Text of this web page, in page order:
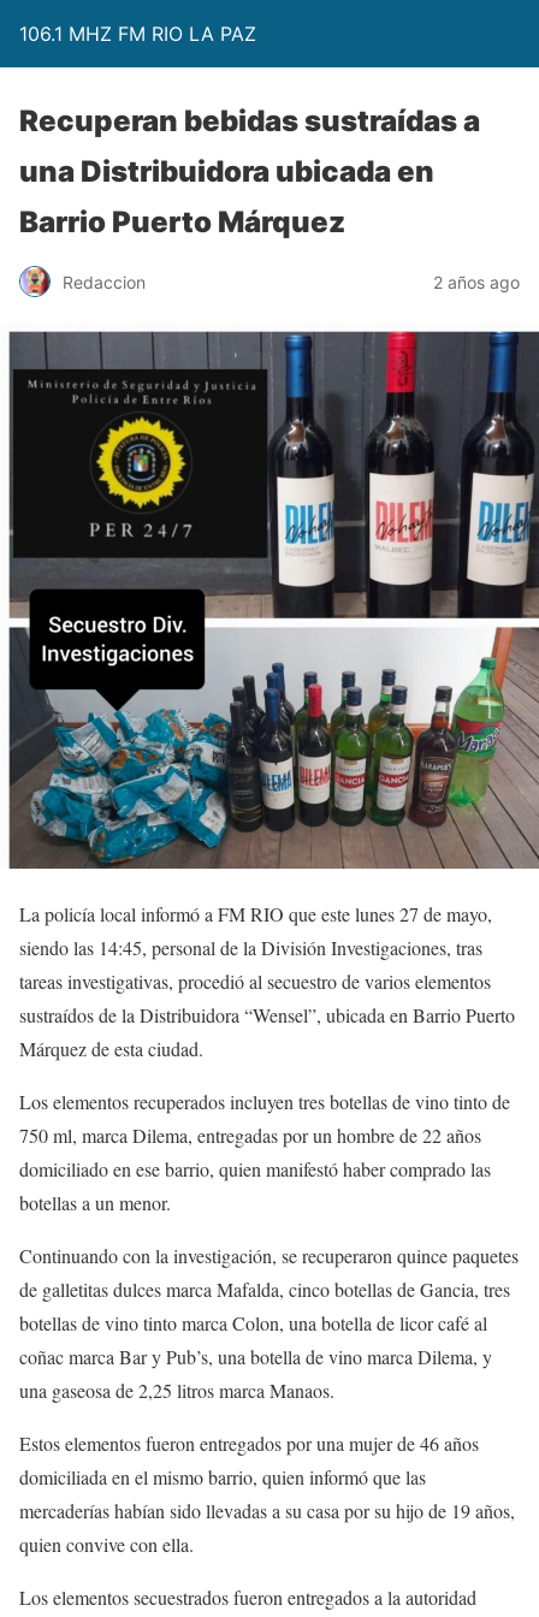
106.1 MHZ FM RIO LA PAZ
Recuperan bebidas sustraídas a
una Distribuidora ubicada en
Barrio Puerto Márquez
Redaccion 2 años ago
La policía local informó a FM RIO que este lunes 27 de mayo,
siendo las 14:45, personal de la División Investigaciones, tras
tareas investigativas, procedió al secuestro de varios elementos
sustraídos de la Distribuidora “Wensel”, ubicada en Barrio Puerto
Márquez de esta ciudad.
Los elementos recuperados incluyen tres botellas de vino tinto de
750 ml, marca Dilema, entregadas por un hombre de 22 años
domiciliado en ese barrio, quien manifestó haber comprado las
botellas a un menor.
Continuando con la investigación, se recuperaron quince paquetes
de galletitas dulces marca Mafalda, cinco botellas de Gancia, tres
botellas de vino tinto marca Colon, una botella de licor café al
coñac marca Bar y Pub’s, una botella de vino marca Dilema, y
una gaseosa de 2,25 litros marca Manaos.
Estos elementos fueron entregados por una mujer de 46 años
domiciliada en el mismo barrio, quien informó que las
mercaderías habían sido llevadas a su casa por su hijo de 19 años,
quien convive con ella.
Los elementos secuestrados fueron entregados a la autoridad